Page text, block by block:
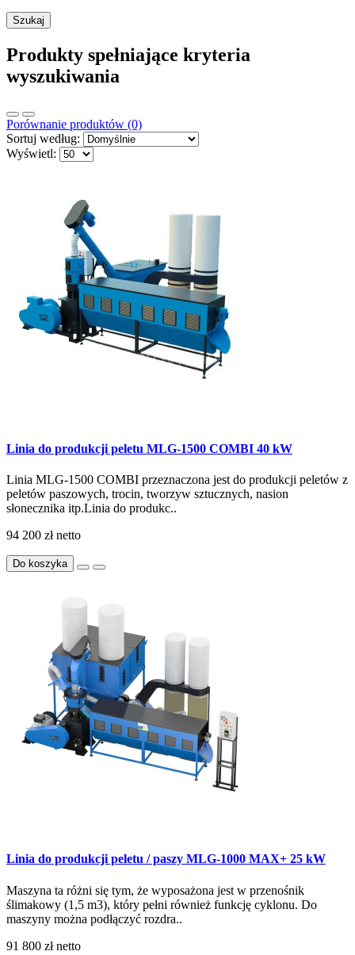
Produkty spełniające kryteria
wyszukiwania
Porównanie produktów (0)
Sortuj według:
Wyświetl:
Linia do produkcji peletu MLG-1500 COMBI 40 kW
Linia MLG-1500 COMBI przeznaczona jest do produkcji peletów z
peletów paszowych, trocin, tworzyw sztucznych, nasion
słonecznika itp.Linia do produkc..
94 200 złnetto
Do koszyka
Linia do produkcji peletu / paszy MLG-1000 MAX+ 25 kW
Maszyna ta różni się tym, że wyposażona jest w przenośnik
ślimakowy (1,5 m3), który pełni również funkcję cyklonu. Do
maszyny można podłączyć rozdra..
91 800 złnetto